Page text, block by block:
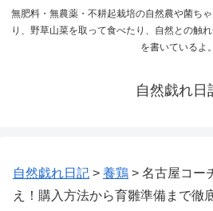
無肥料・無農薬・不耕起栽培の自然農や菌ち
り、野草山菜を取って食べたり、自然との触
を書いているよ。
自然戯れ日
自然戯れ日記 > 養鶏 > 名古屋コー
え！購入方法から育雛準備まで徹